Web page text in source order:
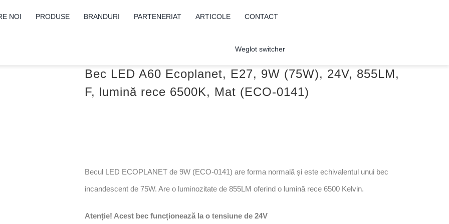
NOI PRODUSE BRANDURI PARTENERIAT ARTICOLE CONTACT
Weglot switcher
Bec LED A60 Ecoplanet, E27, 9W (75W), 24V, 855LM,
F, lumină rece 6500K, Mat (ECO-0141)
Becul LED ECOPLANET de 9W (ECO-0141) are forma normală și este echivalentul unui bec
incandescent de 75W. Are o luminozitate de 855LM oferind o lumină rece 6500 Kelvin.
Atenție! Acest bec funcționează la o tensiune de 24V